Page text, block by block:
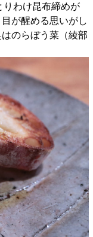
りわけ昆布締めが
が醒める思いがし
のらぼう菜（綾部